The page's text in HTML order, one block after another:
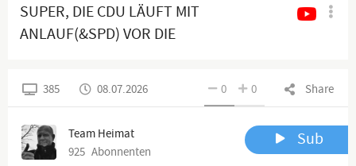
SUPER, DIE CDU LÄUFT MIT
ANLAUF(&SPD) VOR DIE
Share
0 0
385 08.07.2026
Team Heimat
925 Abonnenten
Sub